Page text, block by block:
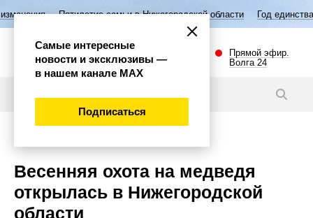
семьи в Нижегородской области Год единства народов России
Прямой эфир.
Волга 24
Весенняя охота на медведя
открылась в Нижегородской
области
Самые интересные
новости и эксклюзивы —
в нашем канале МАХ
Подписаться